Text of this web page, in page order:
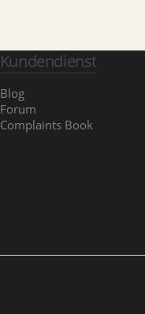
Kundendienst
Blog
Forum
Complaints Book